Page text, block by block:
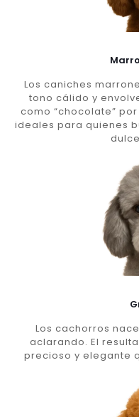
Los caniches
tono cálido y
como “chocolate”
ideales para quienes
Los cachorros
aclarando. El
precioso y elegante